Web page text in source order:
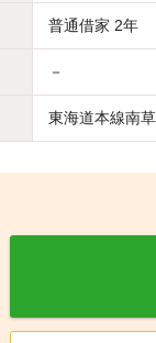
普通借家 2年
－
東海道本線南